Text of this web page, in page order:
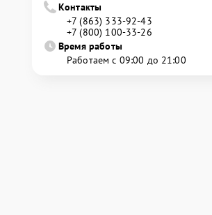
Контакты
+7 (863) 333-92-43
+7 (800) 100-33-26
Время работы
Работаем с 09:00 до 21:00